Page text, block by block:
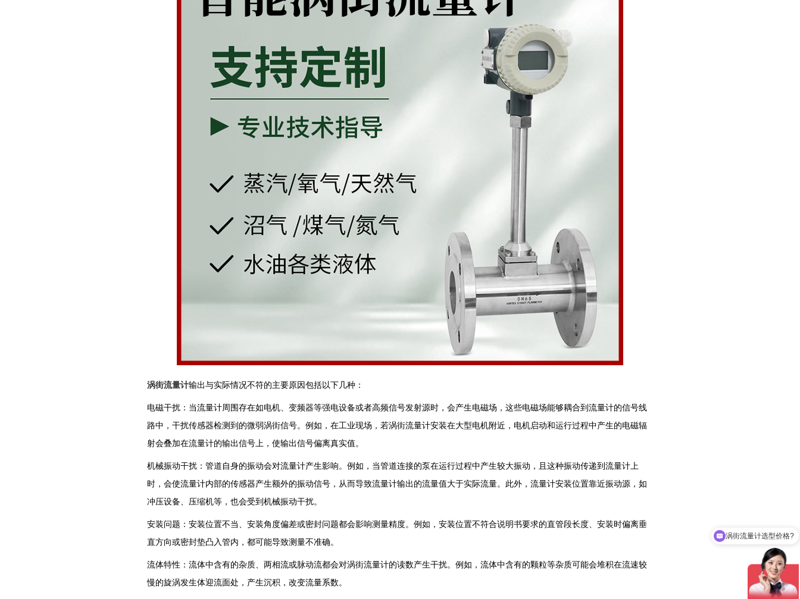
‌涡街流量计输出与实际情况不符的主要原因包括以下几种‌：
‌电磁干扰‌：当流量计周围存在如电机、变频器等强电设备或者高频信号发射源时，会产生电磁场，这些电磁场能够耦合到流量计的信号线
路中，干扰传感器检测到的微弱涡街信号。例如，在工业现场，若涡街流量计安装在大型电机附近，电机启动和运行过程中产生的电磁辐
射会叠加在流量计的输出信号上，使输出信号偏离真实值‌。
‌机械振动干扰‌：管道自身的振动会对流量计产生影响。例如，当管道连接的泵在运行过程中产生较大振动，且这种振动传递到流量计上
时，会使流量计内部的传感器产生额外的振动信号，从而导致流量计输出的流量值大于实际流量。此外，流量计安装位置靠近振动源，如
冲压设备、压缩机等，也会受到机械振动干扰‌。
‌安装问题‌：安装位置不当、安装角度偏差或密封问题都会影响测量精度。例如，安装位置不符合说明书要求的直管段长度、安装时偏离垂
直方向或密封垫凸入管内，都可能导致测量不准确。
‌流体特性‌：流体中含有的杂质、两相流或脉动流都会对涡街流量计的读数产生干扰。例如，流体中含有的颗粒等杂质可能会堆积在流速较
慢的旋涡发生体迎流面处，产生沉积，改变流量系数‌。
涡街流量计选型价格?